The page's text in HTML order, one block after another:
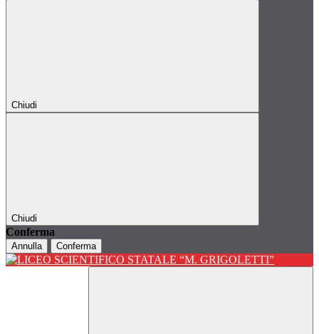
Chiudi
Chiudi
Conferma
Annulla Conferma